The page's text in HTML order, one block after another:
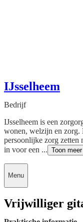
IJsselheem
Bedrijf
IJsselheem is een
wonen, welzijn en zorg.
persoonlijke zorg
in voor een ... Toon meer
Menu
Vrijwilliger